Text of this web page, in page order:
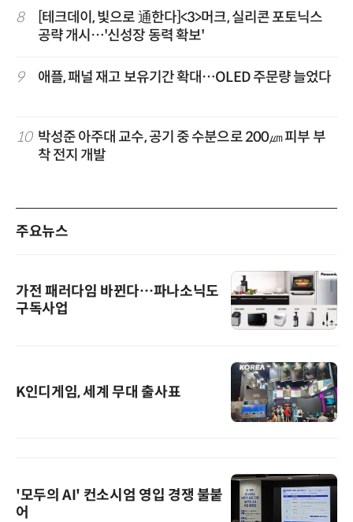
8
[테크데이, 빛으로 通한다]<3>머크, 실리콘 포토닉스
공략 개시…'신성장 동력 확보'
9 애플, 패널 재고 보유기간 확대…OLED 주문량 늘었다
10 박성준 아주대 교수, 공기 중 수분으로 200㎛ 피부 부
착 전지 개발
주요뉴스
가전 패러다임 바뀐다…파나소닉도
구독사업
K인디게임, 세계 무대 출사표
'모두의 AI' 컨소시엄 영입 경쟁 불붙
어